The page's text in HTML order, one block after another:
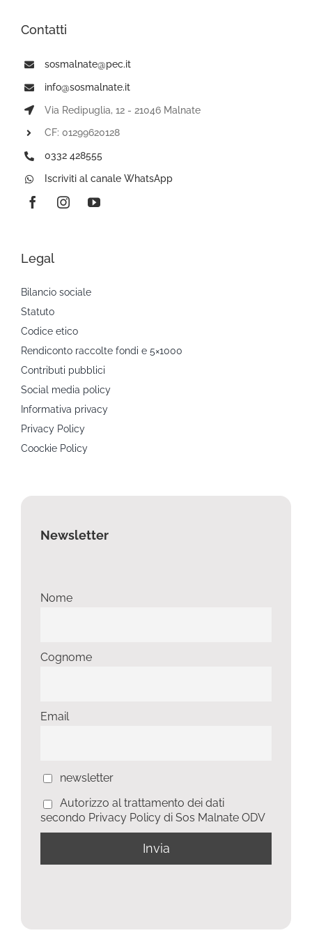
Contatti
sosmalnate@pec.it
info@sosmalnate.it
Via Redipuglia, 12 - 21046 Malnate
CF: 01299620128
0332 428555
Iscriviti al canale WhatsApp
Legal
Bilancio sociale
Statuto
Codice etico
Rendiconto raccolte fondi e 5×1000
Contributi pubblici
Social media policy
Informativa privacy
Privacy Policy
Coockie Policy
Newsletter
Nome
Cognome
Email
newsletter
Autorizzo al trattamento dei dati
secondo Privacy Policy di Sos Malnate ODV